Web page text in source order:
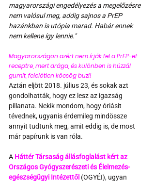
magyarországi engedélyezés a megelőzésre
nem valósul meg, addig sajnos a PrEP
hazánkban is utópia marad. Habár ennek
nem kellene így lennie."
Magyarországon azért nem írják fel a PrEP-et
receptre, mert drága, és különben is húzzál
gumit, felelőtlen köcsög buzi!
Aztán eljött 2018. július 23, és sokak azt
gondolhatták, hogy ez lesz az igazság
pillanata. Nekik mondom, hogy óriásit
tévednek, ugyanis érdemileg mindössze
annyit tudtunk meg, amit eddig is, de most
már papírunk is van róla.
A Háttér Társaság állásfoglalást kért az
Országos Gyógyszerészeti és Élelmezés-
egészségügyi Intézettől (OGYÉI), ugyan